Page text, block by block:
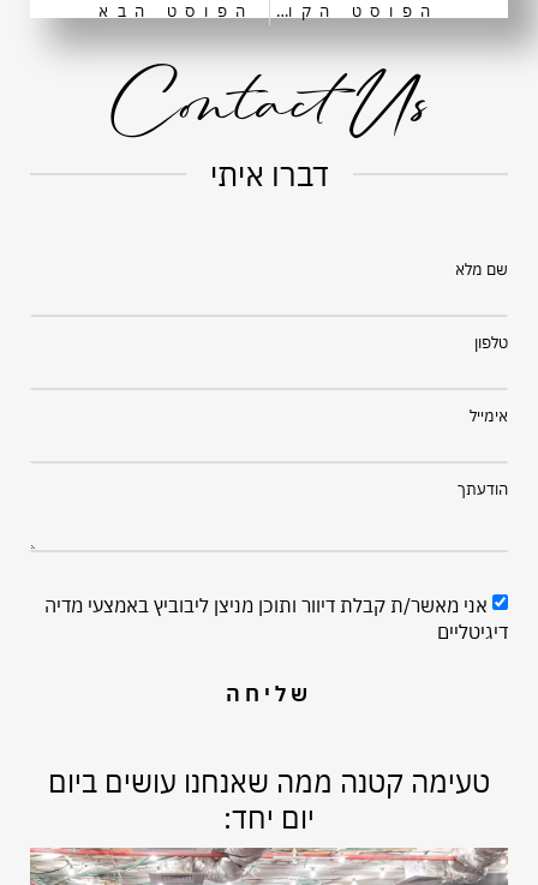
הפוסט הקודם הפוסט הבא
Contact Us
דברו איתי
שם מלא
טלפון
אימייל
הודעתך
אני מאשר/ת קבלת דיוור ותוכן מניצן ליבוביץ באמצעי מדיה
דיגיטליים
שליחה
טעימה קטנה ממה שאנחנו עושים ביום
יום יחד: